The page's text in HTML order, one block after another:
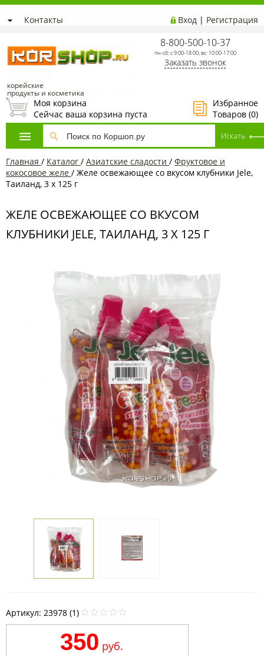
Контакты Вход | Регистрация
корейские
продукты и косметика
8-800-500-10-37
пн-сб: с 9:00-18:00; вс: 10:00-17:00
Заказать звонок
Избранное
Товаров (0)
Моя корзина
Сейчас ваша корзина пуста
Главная / Каталог / Азиатcкие сладости / Фруктовое и
кокосовое желе / Желе освежающее со вкусом клубники Jele,
Таиланд, 3 x 125 г
ЖЕЛЕ ОСВЕЖАЮЩЕЕ СО ВКУСОМ
КЛУБНИКИ JELE, ТАИЛАНД, 3 X 125 Г
Артикул: 23978 (1)
350 руб.